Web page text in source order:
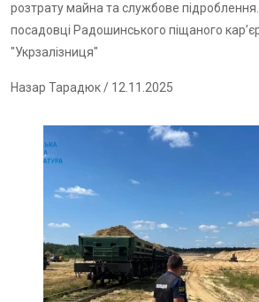
розтрату майна та службове
посадовці Радошинського піщаного
"Укрзалізниця"
Назар Тарадюк/ 12.11.2025